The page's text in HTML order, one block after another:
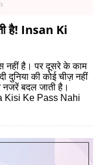
है! Insan Ki
नहीं है। पर दूसरे के काम
की कोई चीज़ नहीं
बदल जाती है।
Kisi Ke Pass Nahi